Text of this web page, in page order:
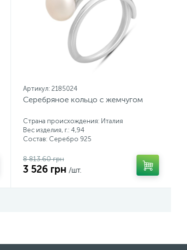
Артикул: 2185024
Серебряное кольцо с жемчугом
Страна происхождения: Италия
Вес изделия, г.: 4,94
Состав: Серебро 925
8 813.60 грн
3 526 грн /шт.